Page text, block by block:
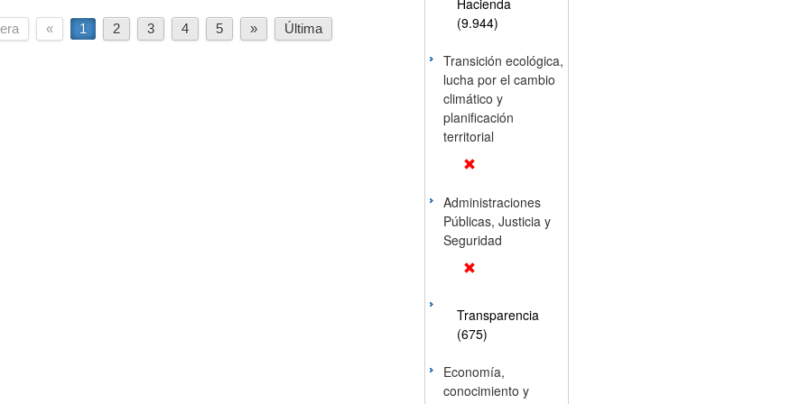
« 1 2 3 4 5 » Última
Hacienda
(9.944)
Transición ecológica,
lucha por el cambio
climático y
planificación
territorial
Administraciones
Públicas, Justicia y
Seguridad
Transparencia
(675)
Economía,
conocimiento y